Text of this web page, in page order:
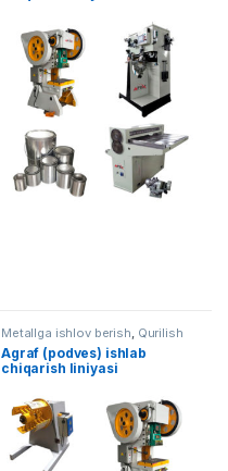
Metallga ishlov berish, Qurilish
uskunalari
Agraf (podves) ishlab
chiqarish liniyasi